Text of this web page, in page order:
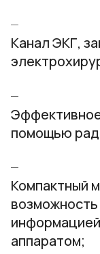
Канал ЭКГ,
помощью
Компактный
аппаратом;